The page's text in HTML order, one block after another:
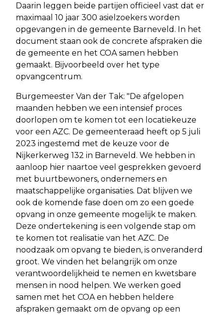
Daarin leggen beide partijen officieel vast dat er
maximaal 10 jaar 300 asielzoekers worden
opgevangen in de gemeente Barneveld. In het
document staan ook de concrete afspraken die
de gemeente en het COA samen hebben
gemaakt. Bijvoorbeeld over het type
opvangcentrum.
Burgemeester Van der Tak: "De afgelopen
maanden hebben we een intensief proces
doorlopen om te komen tot een locatiekeuze
voor een AZC. De gemeenteraad heeft op 5 juli
2023 ingestemd met de keuze voor de
Nijkerkerweg 132 in Barneveld. We hebben in
aanloop hier naartoe veel gesprekken gevoerd
met buurtbewoners, ondernemers en
maatschappelijke organisaties. Dat blijven we
ook de komende fase doen om zo een goede
opvang in onze gemeente mogelijk te maken.
Deze ondertekening is een volgende stap om
te komen tot realisatie van het AZC. De
noodzaak om opvang te bieden, is onveranderd
groot. We vinden het belangrijk om onze
verantwoordelijkheid te nemen en kwetsbare
mensen in nood helpen. We werken goed
samen met het COA en hebben heldere
afspraken gemaakt om de opvang op een